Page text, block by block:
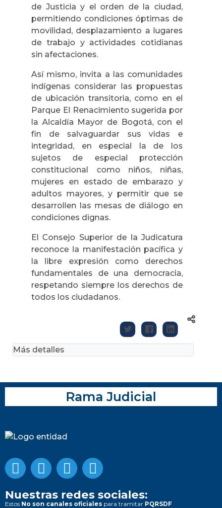
de Justicia y el orden de la ciudad,
permitiendo condiciones óptimas de
movilidad, desplazamiento a lugares
de trabajo y actividades cotidianas
sin afectaciones.
Así mismo, invita a las comunidades
indígenas considerar las propuestas
de ubicación transitoria, como en el
Parque El Renacimiento sugerida por
la Alcaldía Mayor de Bogotá, con el
fin de salvaguardar sus vidas e
integridad, en especial la de los
sujetos de especial protección
constitucional como niños, niñas,
mujeres en estado de embarazo y
adultos mayores, y permitir que se
desarrollen las mesas de diálogo en
condiciones dignas.
El Consejo Superior de la Judicatura
reconoce la manifestación pacífica y
la libre expresión como derechos
fundamentales de una democracia,
respetando siempre los derechos de
todos los ciudadanos.
Más detalles
Rama Judicial
Nuestras redes sociales:
Estos No son canales oficiales para tramitar PQRSDF